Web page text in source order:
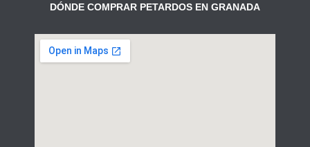
DÓNDE COMPRAR PETARDOS EN GRANADA